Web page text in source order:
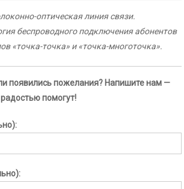
оптическая линия связи.
беспроводного подключения абонентов
«точка-точка» и «точка-многоточка».
появились пожелания? Напишите нам —
помогут!